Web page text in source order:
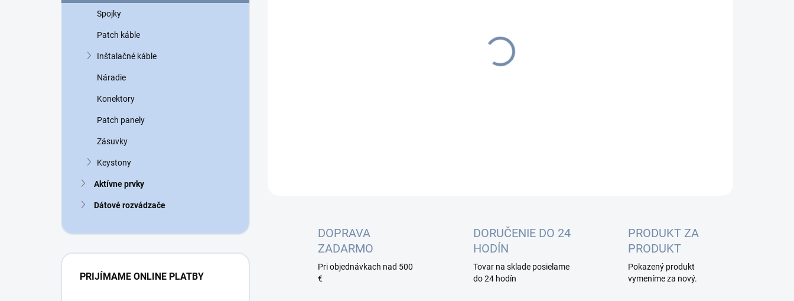
n
Spojky
Patch káble
Inštalačné káble
Náradie
Konektory
Patch panely
Zásuvky
Keystony
Aktívne prvky
Dátové rozvádzače
PRIJÍMAME ONLINE PLATBY
DOPRAVA
ZADARMO
Pri objednávkach nad 500
€
DORUČENIE DO 24
HODÍN
Tovar na sklade posielame
do 24 hodín
PRODUKT ZA
PRODUKT
Pokazený produkt
vymeníme za nový.